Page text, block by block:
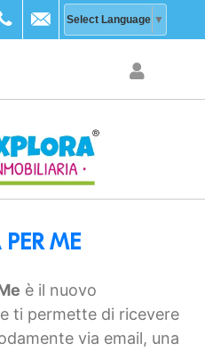
+39
203
9756
info@explora-
Select Language ▼
PER ME
è il nuovo
ti permette di ricevere
via email, una